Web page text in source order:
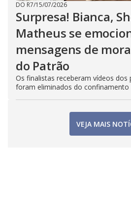
DO R7/15/07/2026
Surpresa! Bianca,
Matheus se
mensagens de
do Patrão
Os finalistas receberam vídeos dos
foram eliminados do confinamento
VEJA MAIS